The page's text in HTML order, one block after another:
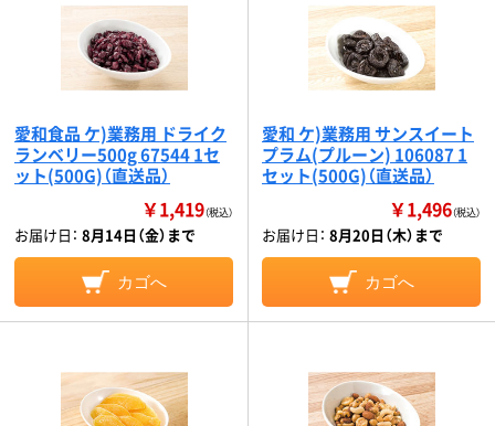
愛和食品 ケ)業務用 ドライク
ランベリー500g 67544 1セ
ット(500G)（直送品）
￥1,419（税込）
お届け日： 8月14日（金）まで
カゴへ
愛和 ケ)業務用 サンスイート
プラム(プルーン) 106087 1
セット(500G)（直送品）
￥1,496（税込）
お届け日： 8月20日（木）まで
カゴへ